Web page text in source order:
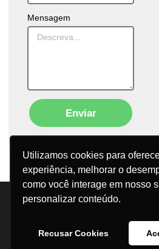
Utilizamos cookies para
experiência, melhorar o
como você interage em nosso
personalizar conteúdo.
Recusar Cookies
Mensagem
Enviar